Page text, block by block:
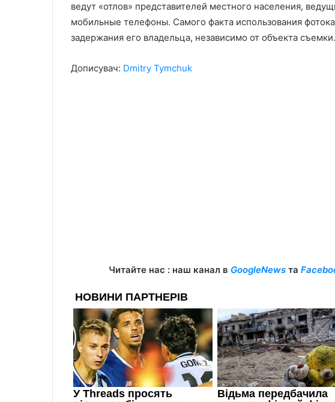
ведут «отлов» представителей местного населения,
мобильные телефоны. Самого факта использования
задержания его владельца, независимо от объекта съемки.
Дописувач: Dmitry Tymchuk
Читайте нас : наш канал в GoogleNewsта